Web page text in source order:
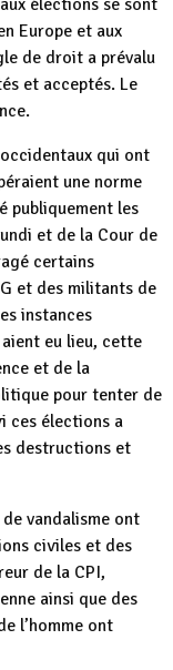
élections se sont
Europe et aux
de droit a prévalu
et acceptés. Le
qui ont
une norme
publiquement les
et de la Cour de
certains
et des militants de
instances
eu lieu, cette
et de la
pour tenter de
ces élections a
destructions et
vandalisme ont
civiles et des
de la CPI,
ainsi que des
l’homme ont